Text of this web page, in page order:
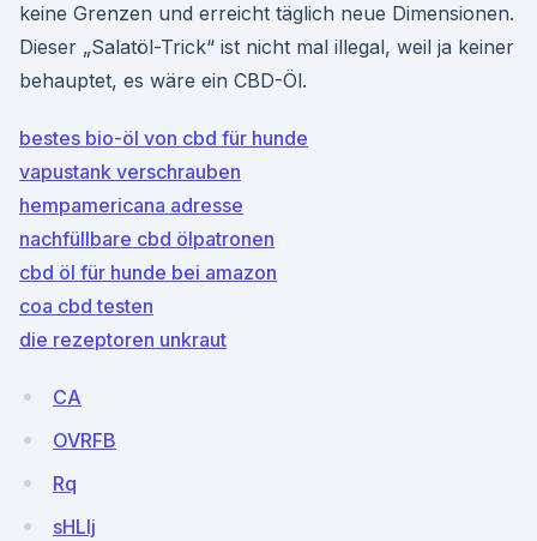
keine Grenzen und erreicht täglich neue Dimensionen.
Dieser „Salatöl-Trick“ ist nicht mal illegal, weil ja keiner
behauptet, es wäre ein CBD-Öl.
bestes bio-öl von cbd für hunde
vapustank verschrauben
hempamericana adresse
nachfüllbare cbd ölpatronen
cbd öl für hunde bei amazon
coa cbd testen
die rezeptoren unkraut
CA
OVRFB
Rq
sHLlj